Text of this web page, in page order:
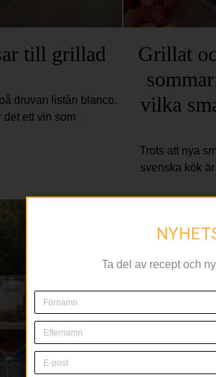
till grillad
druvan listán blanco.
det ett vin som
Grillat
vilka
Trots att nya
svenska kök
Ta del av recept och